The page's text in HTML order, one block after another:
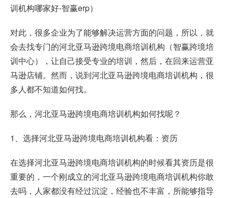
训机构哪家好-智赢erp）
对此，很多企业为了能够解决运营方面的问题，所以，就
会去找专门的河北亚马逊跨境电商培训机构（智赢跨境培
训中心），让自己接受专业的培训，然后，在回来运营亚
马逊店铺。然而，说到河北亚马逊跨境电商培训机构，很
多人都不知道如何找。
那么，河北亚马逊跨境电商培训机构如何找呢？
1、选择河北亚马逊跨境电商培训机构看：资历
在选择河北亚马逊跨境电商培训机构的时候看其资历是很
重要的，一个刚成立的河北亚马逊跨境电商培训机构你敢
去吗，人家都没有经过沉淀，经验也不丰富，所能够指导